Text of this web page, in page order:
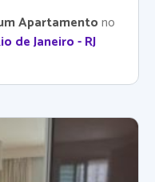
Apartamentono
de Janeiro - RJ